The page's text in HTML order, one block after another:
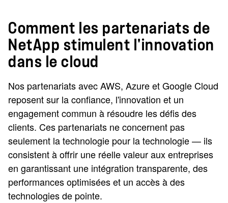
Comment les partenariats de
NetApp stimulent l'innovation
dans le cloud
Nos partenariats avec AWS, Azure et Google Cloud
reposent sur la confiance, l'innovation et un
engagement commun à résoudre les défis des
clients. Ces partenariats ne concernent pas
seulement la technologie pour la technologie — ils
consistent à offrir une réelle valeur aux entreprises
en garantissant une intégration transparente, des
performances optimisées et un accès à des
technologies de pointe.